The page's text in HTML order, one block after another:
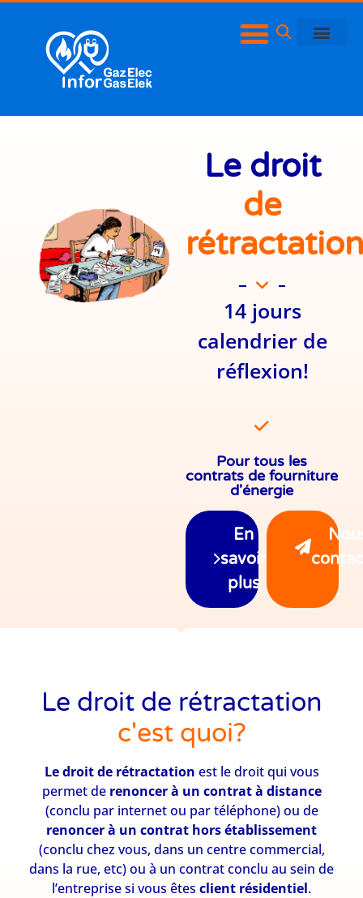
Le droit
de
14 jours
calendrier de
réflexion!
Pour tous les
contrats de fourniture
d'énergie
En
savoir
plus
Le droit de rétractation
c'est quoi?
Le droit de rétractation est le droit qui vous
permet de renoncer à un contrat à distance
(conclu par internet ou par téléphone) ou de
renoncer à un contrat hors établissement
(conclu chez vous, dans un centre commercial,
dans la rue, etc) ou à un contrat conclu au sein de
l’entreprise si vous êtes client résidentiel.